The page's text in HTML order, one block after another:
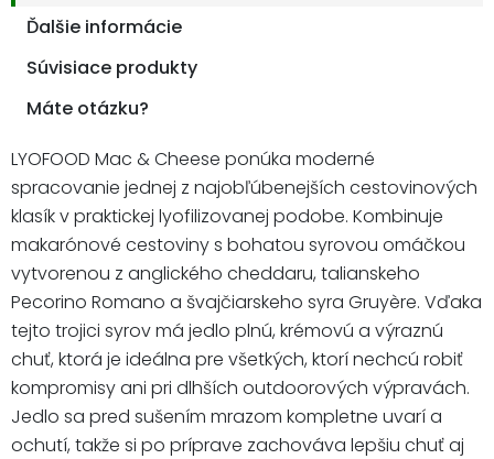
Ďalšie informácie
Súvisiace produkty
Máte otázku?
LYOFOOD Mac & Cheese ponúka moderné
spracovanie jednej z najobľúbenejších cestovinových
klasík v praktickej lyofilizovanej podobe. Kombinuje
makarónové cestoviny s bohatou syrovou omáčkou
vytvorenou z anglického cheddaru, talianskeho
Pecorino Romano a švajčiarskeho syra Gruyère. Vďaka
tejto trojici syrov má jedlo plnú, krémovú a výraznú
chuť, ktorá je ideálna pre všetkých, ktorí nechcú robiť
kompromisy ani pri dlhších outdoorových výpravách.
Jedlo sa pred sušením mrazom kompletne uvarí a
ochutí, takže si po príprave zachováva lepšiu chuť aj